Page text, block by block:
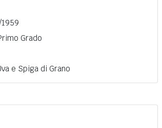
Grado
e Spiga di Grano